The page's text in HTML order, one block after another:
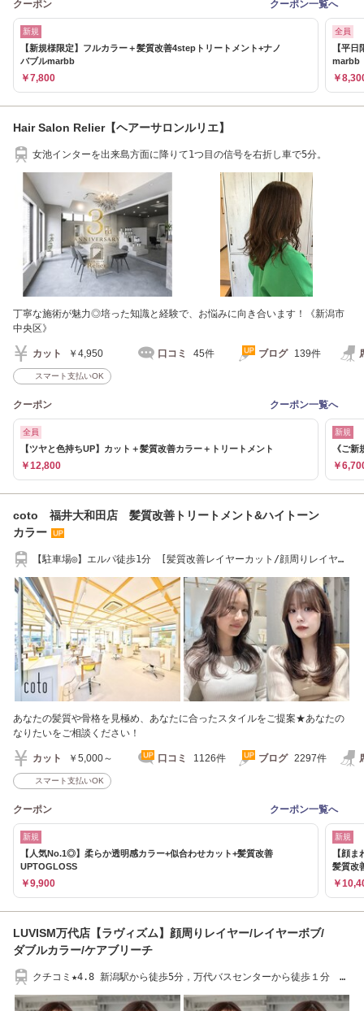
クーポン クーポン一覧へ
新規
【新規様限定】フルカラー＋髪質改善4stepトリートメント+ナノ
バブルmarbb
￥7,800
全員
【平
marbb
￥
Hair Salon Relier【ヘアーサロンルリエ】
女池インターを出来島方面に降りて1つ目の信号を右折し車で5分。
丁寧な施術が魅力◎培った知識と経験で、お悩みに向き合います！《新潟市
中央区》
カット ￥4,950 口コミ 45件 ブログ 139件
スマート支払いOK
クーポン クーポン一覧へ
全員
【ツヤと色持ちUP】カット＋髪質改善カラー＋トリートメント
￥12,800
新規
《ご
￥
coto 福井大和田店 髪質改善トリートメント&ハイトーン
カラー
【駐車場◎】エルパ徒歩1分 [髪質改善レイヤーカット/顔周りレイヤー
あなたの髪質や骨格を見極め、あなたに合ったスタイルをご提案★あなたの
なりたいをご相談ください！
カット ￥5,000～ 口コミ 1126件 ブログ 2297件
スマート支払いOK
クーポン クーポン一覧へ
新規
【人気No.1◎】柔らか透明感カラー+似合わせカット+髪質改善
UPTOGLOSS
￥9,900
新規
【顔
髪質改
￥
LUVISM万代店【ラヴィズム】顔周りレイヤー/レイヤーボブ/
ダブルカラー/ケアブリーチ
クチコミ★4.8 新潟駅から徒歩5分，万代バスセンターから徒歩１分 万